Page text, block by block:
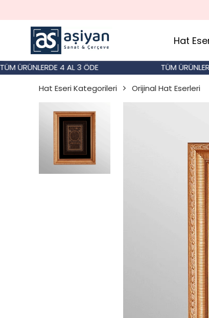
Hat
4 AL 3 ÖDE TÜM ÜRÜNLERDE
Hat Eseri Kategorileri
Orijinal Hat Eserleri